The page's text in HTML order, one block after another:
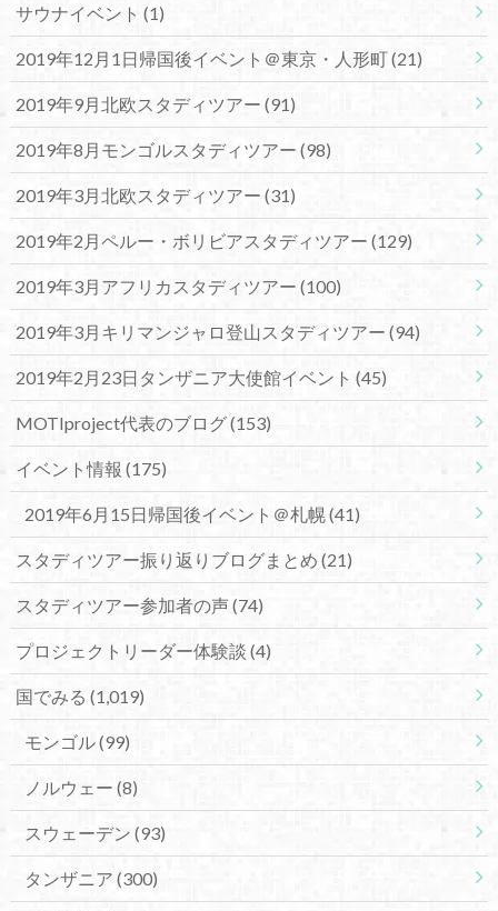
サウナイベント (1)
2019年12月1日帰国後イベント＠東京・人形町(21)
2019年9月北欧スタディツアー (91)
2019年8月モンゴルスタディツアー (98)
2019年3月北欧スタディツアー (31)
2019年2月ペルー・ボリビアスタディツアー (129)
2019年3月アフリカスタディツアー (100)
2019年3月キリマンジャロ登山スタディツアー (94)
2019年2月23日タンザニア大使館イベント (45)
MOTIproject代表のブログ(153)
イベント情報 (175)
2019年6月15日帰国後イベント＠札幌(41)
スタディツアー振り返りブログまとめ (21)
スタディツアー参加者の声(74)
プロジェクトリーダー体験談 (4)
国でみる (1,019)
モンゴル(99)
ノルウェー (8)
スウェーデン (93)
タンザニア (300)